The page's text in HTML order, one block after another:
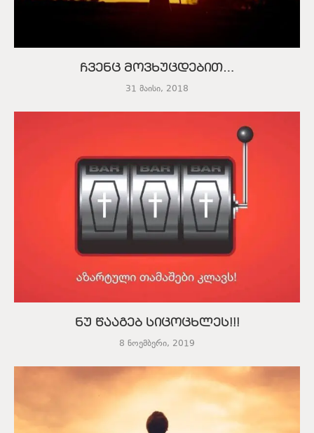
ჩვენც მოვხუცდებით…
31 მაისი, 2018
ნუ წააგებ სიცოცხლეს!!!
8 ნოემბერი, 2019